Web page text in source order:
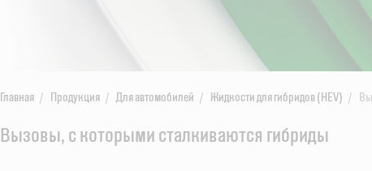
Главная Продукция Для автомобилей Жидкости для гибридов (HEV)
Вызовы, с которыми сталкиваются гибриды